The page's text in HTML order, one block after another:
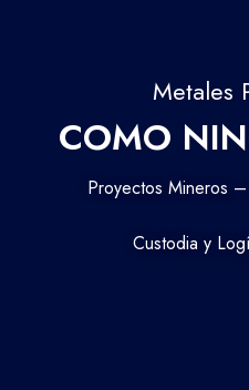
Metales
COMO
Proyectos Mineros
Custodia y